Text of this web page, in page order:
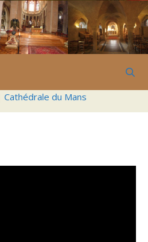
Cathédrale du Mans